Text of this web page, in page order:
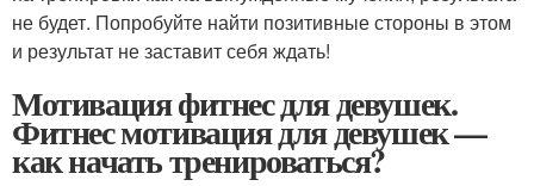
не будет. Попробуйте найти позитивные стороны в этом
и результат не заставит себя ждать!
Мотивация фитнес для девушек.
Фитнес мотивация для девушек —
как начать тренироваться?